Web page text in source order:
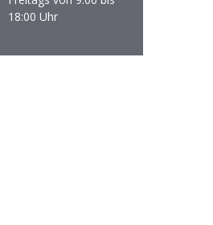
18:00 Uhr